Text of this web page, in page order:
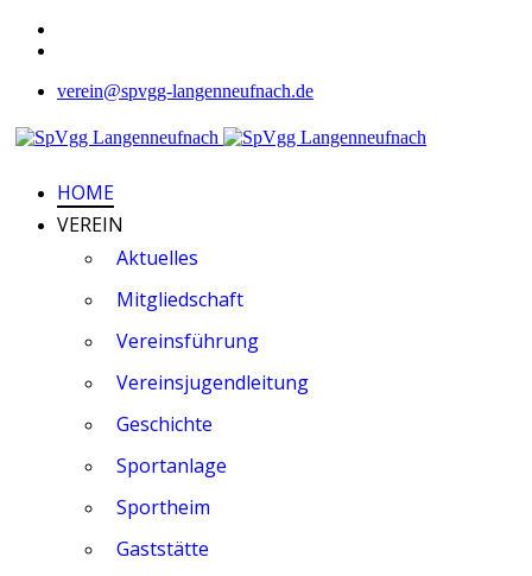
verein@spvgg-langenneufnach.de
HOME
VEREIN
Aktuelles
Mitgliedschaft
Vereinsführung
Vereinsjugendleitung
Geschichte
Sportanlage
Sportheim
Gaststätte